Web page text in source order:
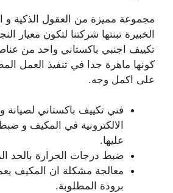
مجموعة مميزة من العقول الذكية و
الخبيرة تبنتها شركتنا لتكون معيار
تكييف اجنبي باكستاني واحد من
كونها ماهرة جدا في تنفيذ العمل
على اكمل وجه.
فني تكييف باكستاني لصيانة
الالكترونية في المكيف و
عليها.
ضبط درجات الحرارة بالحد
معالجة مشكلة ان المكيف
برودة المطلوبة.